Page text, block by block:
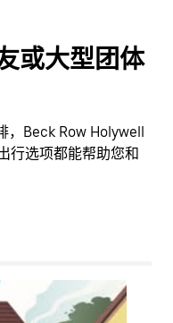
或大型团体
，Beck Row Holywell
行选项都能帮助您和